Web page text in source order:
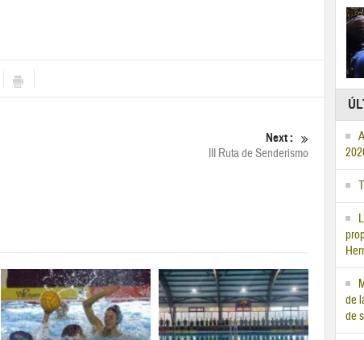
Next :
III Ruta de Senderismo
de
de